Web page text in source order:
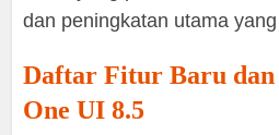
dan peningkatan utama
Daftar Fitur Baru dan
One UI 8.5